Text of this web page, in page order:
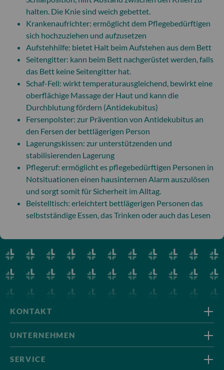
halten. Die Knie sind weich gebettet.
Krankenaufrichter: ermöglicht dem Pflegebedürftigen
sich hochzuziehen und aufzusetzen
Aufstehhilfe: bietet Halt beim Aufstehen aus dem Bett
Seitengitter: kann beim Bett nachgerüstet werden, falls
das Bett keine Seitengitter hat.
Schaf-Fell: wirkt temperaturausgleichend, bewirkt eine
oberflächige Massage der Haut und kann die
Durchblutung fördern (Antidekubitus)
Fersenpolster: zur Prävention von Antidekubitus an
den Fersen der bettlägerigen Person
Lagerungskissen: zur unterstützenden und
stabilisierenden Lagerung
Pflegeruf: ermöglicht es pflegebedürftigen Personen in
Notsituationen einen hausinternen Alarm auszulösen
und sorgt somit für Sicherheit im Alltag.
Beistelltisch: erleichtert bettlägerigen Personen das
selbstständige Essen, das Trinken oder auch das Lesen
KONTAKT
UNTERNEHMEN
SERVICE